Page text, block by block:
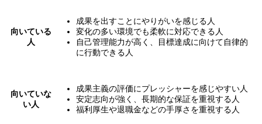
向いている
人
成果を出すことにやりがいを感じる人
変化の多い環境でも柔軟に対応できる人
自己管理能力が高く、目標達成に向けて自律的
に行動できる人
向いていな
い人
成果主義の評価にプレッシャーを感じやすい人
安定志向が強く、長期的な保証を重視する人
福利厚生や退職金などの手厚さを重視する人